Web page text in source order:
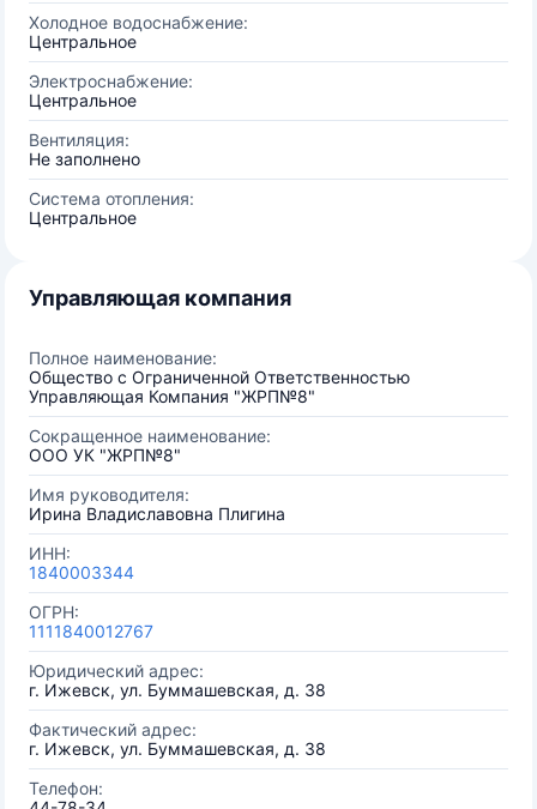
Холодное водоснабжение:
Центральное
Электроснабжение:
Центральное
Вентиляция:
Не заполнено
Система отопления:
Центральное
Управляющая компания
Полное наименование:
Общество с Ограниченной Ответственностью
Управляющая Компания "ЖРП№8"
Сокращенное наименование:
ООО УК "ЖРП№8"
Имя руководителя:
Ирина Владиславовна Плигина
ИНН:
1840003344
ОГРН:
1111840012767
Юридический адрес:
г. Ижевск, ул. Буммашевская, д. 38
Фактический адрес:
г. Ижевск, ул. Буммашевская, д. 38
Телефон: